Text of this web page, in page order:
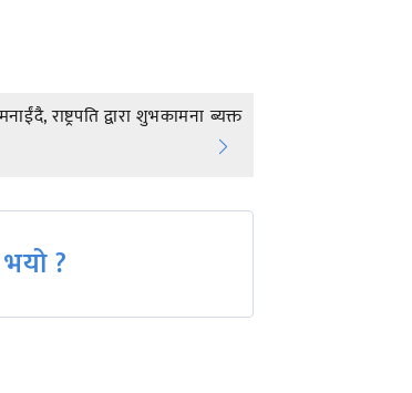
राष्ट्रपति द्वारा शुभकामना ब्यक्त
?